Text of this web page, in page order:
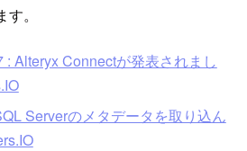
。
: Alteryx Connectが発表されまし
Serverのメタデータを取り込ん